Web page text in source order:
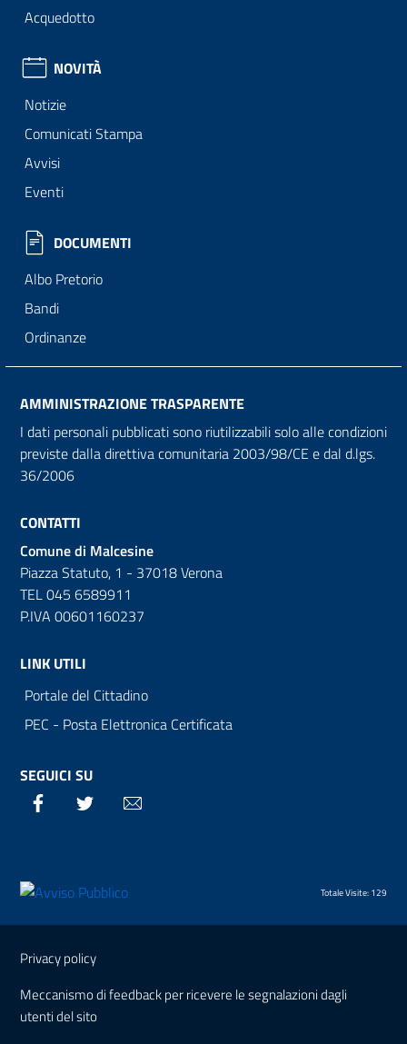
Acquedotto
NOVITÀ
Notizie
Comunicati Stampa
Avvisi
Eventi
DOCUMENTI
Albo Pretorio
Bandi
Ordinanze
AMMINISTRAZIONE TRASPARENTE
I dati personali pubblicati sono riutilizzabili solo alle condizioni
previste dalla direttiva comunitaria 2003/98/CE e dal d.lgs.
36/2006
CONTATTI
Comune di Malcesine
Piazza Statuto, 1 - 37018 Verona
TEL 045 6589911
P.IVA 00601160237
LINK UTILI
Portale del Cittadino
PEC - Posta Elettronica Certificata
SEGUICI SU
Facebook Twitter
Totale Visite: 129
Sezione Link Utili
Privacy policy
Meccanismo di feedback per ricevere le segnalazioni dagli
utenti del sito